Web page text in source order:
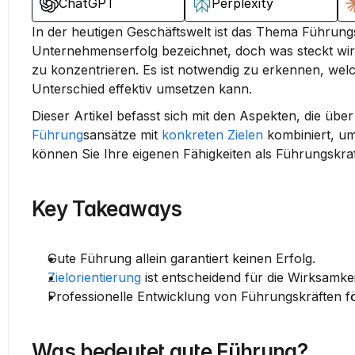
In der heutigen Geschäftswelt ist das Thema
Unternehmenserfolg bezeichnet, doch was steckt
zu konzentrieren. Es ist notwendig zu erkennen,
Unterschied effektiv umsetzen kann.
Dieser Artikel befasst sich mit den Aspekten, die
Führungsansätze mit konkreten Zielen kombiniert,
können Sie Ihre eigenen Fähigkeiten als
Key Takeaways
Gute Führung allein garantiert keinen Erfolg.
Zielorientierung ist entscheidend für die
Professionelle Entwicklung von Führungskräften